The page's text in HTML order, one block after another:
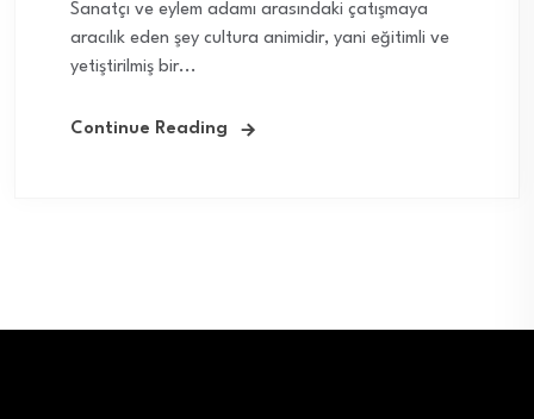
Sanatçı ve eylem adamı arasındaki çatışmaya
aracılık eden şey cultura animidir, yani eğitimli ve
yetiştirilmiş bir...
Continue Reading